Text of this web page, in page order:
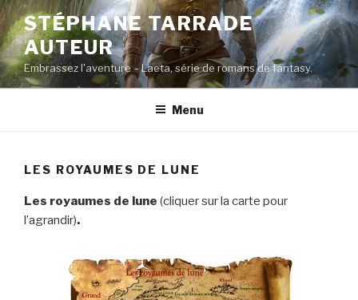
Aller
au
contenu
principal
STÉPHANE TARRADE
AUTEUR
Embrassez l'aventure – Laeta, série de romans de fantasy.
Menu
LES ROYAUMES DE LUNE
Les royaumes de lune (cliquer sur la carte pour
l’agrandir).